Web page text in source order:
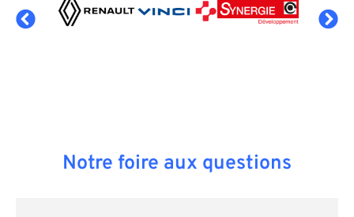
Notre foire aux questions